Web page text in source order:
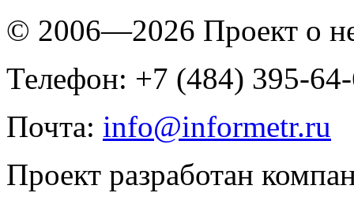
© 2006—2026 Проект о
Телефон: +7 (484) 395-
Почта: info@informetr.ru
Проект разработан